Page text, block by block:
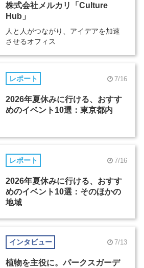
株式会社メルカリ「Culture
Hub」
人と人がつながり、アイデアを加速
させるオフィス
レポート 7/16
2026年夏休みに行ける、おすす
めのイベント10選：東京都内
レポート 7/16
2026年夏休みに行ける、おすす
めのイベント10選：そのほかの
地域
インタビュー 7/13
植物を主役に。パークスガーデ